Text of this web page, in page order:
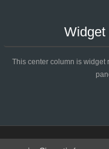
Widget
This center column is widget